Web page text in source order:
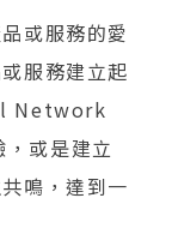
或服務的愛
服務建立起
Network
或是建立
鳴，達到一